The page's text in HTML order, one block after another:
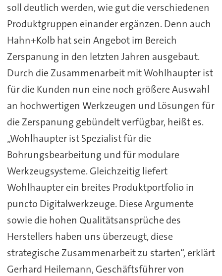
soll deutlich werden, wie gut die verschiedenen
Produktgruppen einander ergänzen. Denn auch
Hahn+Kolb hat sein Angebot im Bereich
Zerspanung in den letzten Jahren ausgebaut.
Durch die Zusammenarbeit mit Wohlhaupter ist
für die Kunden nun eine noch größere Auswahl
an hochwertigen Werkzeugen und Lösungen für
die Zerspanung gebündelt verfügbar, heißt es.
„Wohlhaupter ist Spezialist für die
Bohrungsbearbeitung und für modulare
Werkzeugsysteme. Gleichzeitig liefert
Wohlhaupter ein breites Produktportfolio in
puncto Digitalwerkzeuge. Diese Argumente
sowie die hohen Qualitätsansprüche des
Herstellers haben uns überzeugt, diese
strategische Zusammenarbeit zu starten“, erklärt
Gerhard Heilemann, Geschäftsführer von